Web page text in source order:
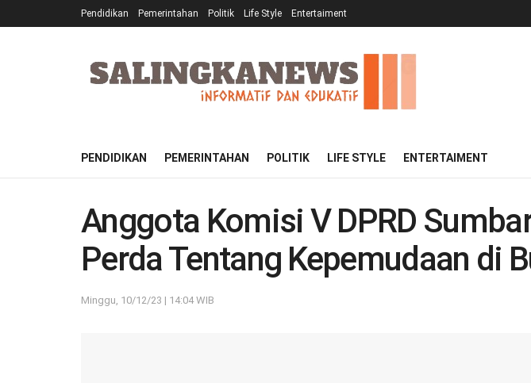
Pendidikan Pemerintahan Politik Life Style Entertaiment
PENDIDIKAN PEMERINTAHAN POLITIK LIFE STYLE ENTERTAIMENT
Anggota Komisi V DPRD
Perda Tentang Kepemudaan di
Minggu, 10/12/23 | 14:04 WIB